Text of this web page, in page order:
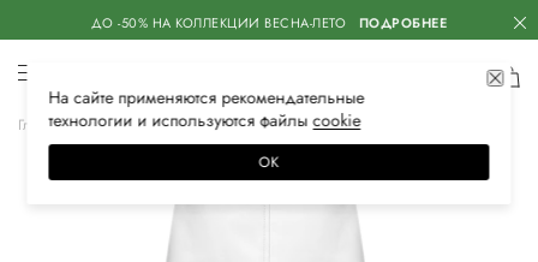
ДО -50% НА КОЛЛЕКЦИИ ВЕСНА-ЛЕТО ПОДРОБНЕЕ
Главная Женская Одежда Юбки Макси
На сайте применяются рекомендательные
технологии и используются файлысооkiе
ОК